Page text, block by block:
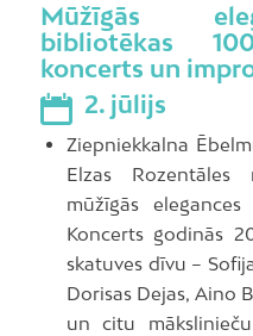
Mūžīgās
bibliotēkas
koncerts un
2. jūlijs
Ziepniekkalna
Elzas Rozentāles
mūžīgās
Koncerts godinās
skatuves dīvu –
Dorisas Dejas, Aino
un citu